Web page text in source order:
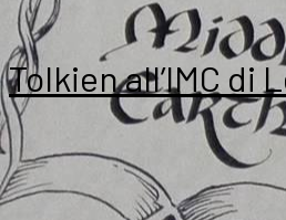
Tolkien all’IMC di